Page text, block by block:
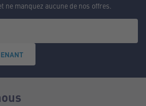
ne manquez aucune de nos offres.